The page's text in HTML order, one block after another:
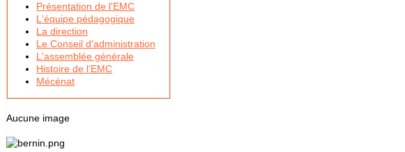
Présentation de l'EMC
L'équipe pédagogique
La direction
Le Conseil d'administration
L'assemblée générale
Histoire de l'EMC
Mécénat
Aucune image